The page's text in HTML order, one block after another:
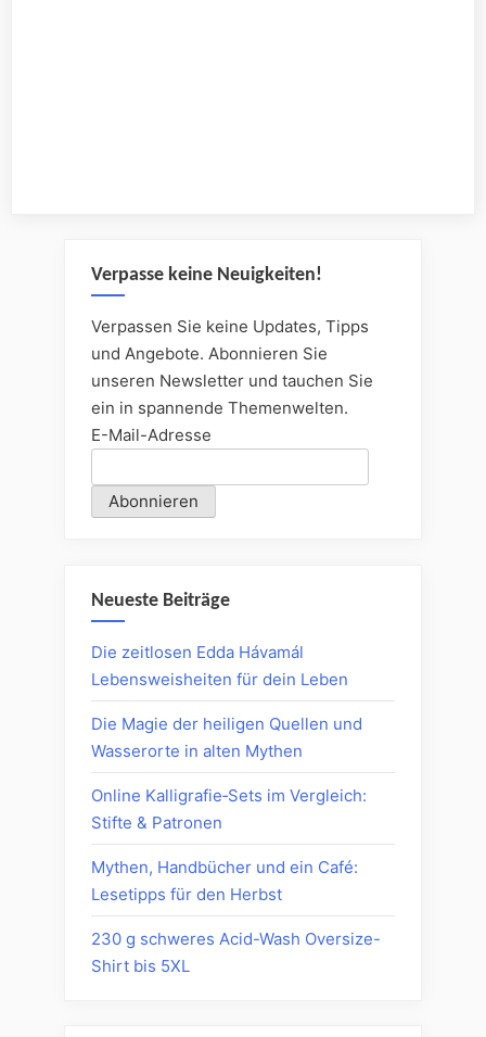
Verpasse keine Neuigkeiten!
Verpassen Sie keine Updates, Tipps
und Angebote. Abonnieren Sie
unseren Newsletter und tauchen Sie
ein in spannende Themenwelten.
E-Mail-Adresse
Neueste Beiträge
Die zeitlosen Edda Hávamál
Lebensweisheiten für dein Leben
Die Magie der heiligen Quellen und
Wasserorte in alten Mythen
Online Kalligrafie‑Sets im Vergleich:
Stifte & Patronen
Mythen, Handbücher und ein Café:
Lesetipps für den Herbst
230 g schweres Acid-Wash Oversize-
Shirt bis 5XL